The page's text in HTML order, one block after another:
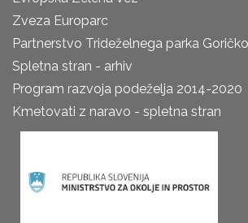
Zveza Europarc
Partnerstvo Trideželnega parka
Spletna stran - arhiv
Program razvoja podeželja 2014-2020
Kmetovati z naravo - spletna stran